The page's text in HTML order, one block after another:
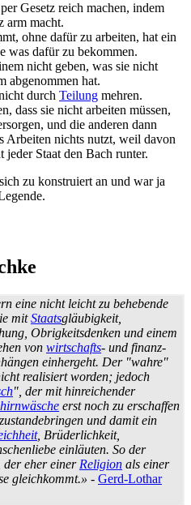
Gesetz reich machen, indem
arm macht.
ohne dafür zu arbeiten, hat ein
was dafür zu bekommen.
nicht geben, was sie nicht
abgenommen hat.
durch Teilung mehren.
dass sie nicht arbeiten müssen,
und die anderen dann
Arbeiten nichts nutzt, weil davon
jeder Staat den Bach runter.
zu konstruiert an und war ja
eine nicht leicht zu behebende
mitStaats­gläubigkeit,
Obrigkeits­denken und einem
von wirtschafts- und finanz­
einhergeht. Der "wahre"
realisiert worden; jedoch
", der mit hinreichender
erst noch zu erschaffen
und damit ein
, Brüderlichkeit,
einläuten. So der
der eher einer Religion als einer
gleichkommt.» - Gerd-Lothar